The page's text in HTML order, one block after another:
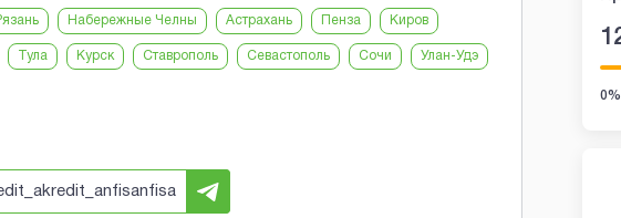
Набережные Челны Астрахань Пенза Киров
Тула Курск Ставрополь Севастополь Сочи Улан-Удэ
0%